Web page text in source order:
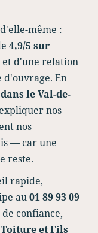
même :
4,9/5 sur
d'une relation
En
le Val-de-
nos
nos
— car une
reste.
rapide,
au01 89 93 09
de confiance,
Toiture et Fils